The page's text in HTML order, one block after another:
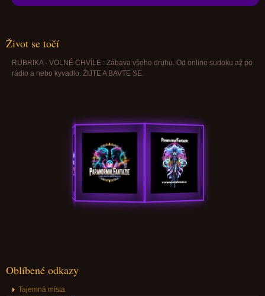
Život se točí
RUBRIKA - VOLNÉ CHVÍLE : Zábava všeho druhu. Od online sudoku až po
rádio a nebo kyvadlo. ŽIJTE A BAVTE SE.
Oblíbené odkazy
Tajemná místa